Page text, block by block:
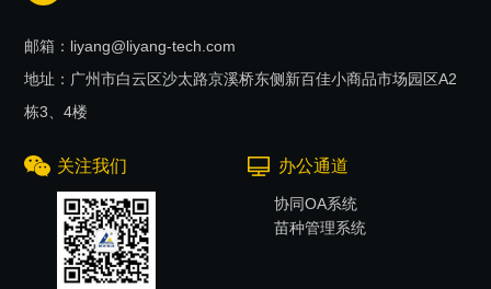
邮箱：liyang@liyang-tech.com
地址：广州市白云区沙太路京溪桥东侧新百佳小商品市场园区A2
栋3、4楼
关注我们 办公通道
协同OA系统
苗种管理系统